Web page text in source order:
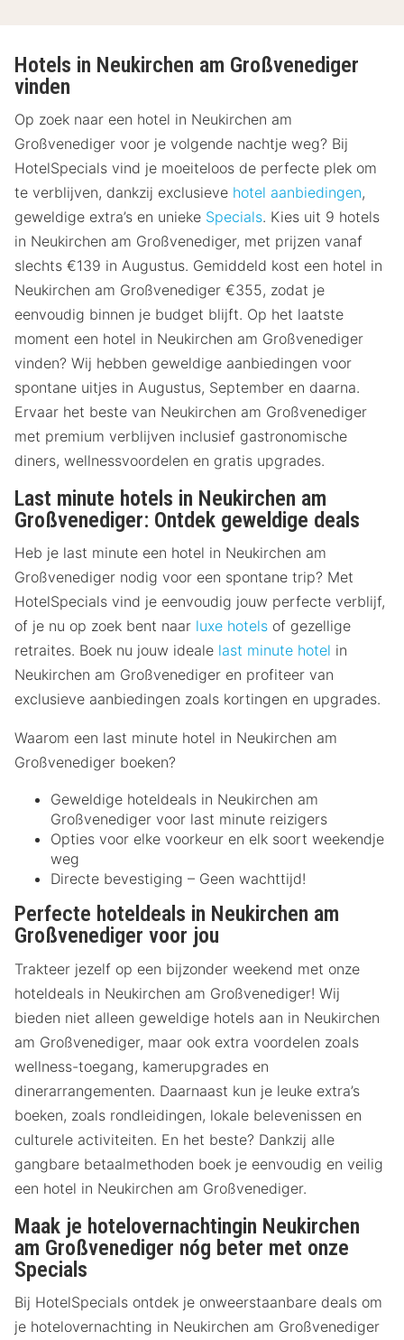
Hotels in Neukirchen am Großvenediger
vinden
Op zoek naar een hotel in Neukirchen am
Großvenediger voor je volgende nachtje weg? Bij
HotelSpecials vind je moeiteloos de perfecte plek om
te verblijven, dankzij exclusieve hotel aanbiedingen,
geweldige extra’s en unieke Specials. Kies uit 9 hotels
in Neukirchen am Großvenediger, met prijzen vanaf
slechts €139 in Augustus. Gemiddeld kost een hotel in
Neukirchen am Großvenediger €355, zodat je
eenvoudig binnen je budget blijft. Op het laatste
moment een hotel in Neukirchen am Großvenediger
vinden? Wij hebben geweldige aanbiedingen voor
spontane uitjes in Augustus, September en daarna.
Ervaar het beste van Neukirchen am Großvenediger
met premium verblijven inclusief gastronomische
diners, wellnessvoordelen en gratis upgrades.
Last minute hotels in Neukirchen am
Großvenediger: Ontdek geweldige deals
Heb je last minute een hotel in Neukirchen am
Großvenediger nodig voor een spontane trip? Met
HotelSpecials vind je eenvoudig jouw perfecte verblijf,
of je nu op zoek bent naar luxe hotels of gezellige
retraites. Boek nu jouw ideale last minute hotel in
Neukirchen am Großvenediger en profiteer van
exclusieve aanbiedingen zoals kortingen en upgrades.
Waarom een last minute hotel in Neukirchen am
Großvenediger boeken?
Geweldige hoteldeals in Neukirchen am
Großvenediger voor last minute reizigers
Opties voor elke voorkeur en elk soort weekendje
weg
Directe bevestiging – Geen wachttijd!
Perfecte hoteldeals in Neukirchen am
Großvenediger voor jou
Trakteer jezelf op een bijzonder weekend met onze
hoteldeals in Neukirchen am Großvenediger! Wij
bieden niet alleen geweldige hotels aan in Neukirchen
am Großvenediger, maar ook extra voordelen zoals
wellness-toegang, kamerupgrades en
dinerarrangementen. Daarnaast kun je leuke extra’s
boeken, zoals rondleidingen, lokale belevenissen en
culturele activiteiten. En het beste? Dankzij alle
gangbare betaalmethoden boek je eenvoudig en veilig
een hotel in Neukirchen am Großvenediger.
Maak je hotelovernachtingin Neukirchen
am Großvenediger nóg beter met onze
Specials
Bij HotelSpecials ontdek je onweerstaanbare deals om
je hotelovernachting in Neukirchen am Großvenediger